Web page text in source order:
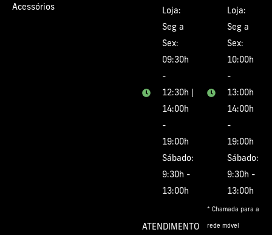
Acessórios
Loja:
Seg a
Sex:
09:30h
-
12:30h |
14:00h
-
19:00h
Sábado:
9:30h -
13:00h
ATENDIMENTO
Loja:
Seg a
Sex:
10:00h
-
13:00h
14:00h
-
19:00h
Sábado:
9:30h -
13:00h
* Chamada para a
rede móvel